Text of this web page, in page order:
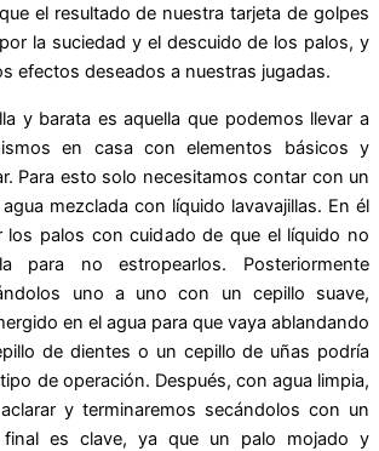
el resultado de nuestra tarjeta de golpes
la suciedad y el descuido de los palos, y
efectos deseados a nuestras jugadas.
y barata es aquella que podemos llevar a
en casa con elementos básicos y
Para esto solo necesitamos contar con un
mezclada con líquido lavavajillas. En él
los palos con cuidado de que el líquido no
para no estropearlos. Posteriormente
uno a uno con un cepillo suave,
en el agua para que vaya ablandando
de dientes o un cepillo de uñas podría
de operación. Después, con agua limpia,
y terminaremos secándolos con un
es clave, ya que un palo mojado y